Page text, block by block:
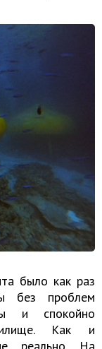
было как раз
без проблем
и спокойно
Как и